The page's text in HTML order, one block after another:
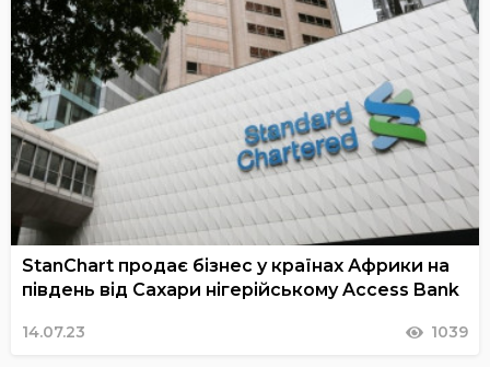
StanChart продає бізнес у країнах Африки на
південь від Сахари нігерійському Access Bank
14.07.23 1039